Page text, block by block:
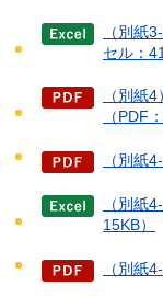
（別紙
セル：
（別紙
（PDF
（別紙
（別紙
15KB）
（別紙